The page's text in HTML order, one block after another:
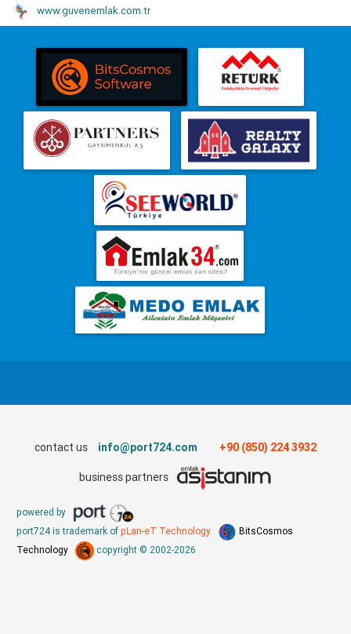
www.guvenemlak.com.tr
contact us info@port724.com +90 (850) 224 3932
business partners
powered by
port724 is trademark of pLan-eT Technology
BitsCosmos
Technology
copyright © 2002-2026